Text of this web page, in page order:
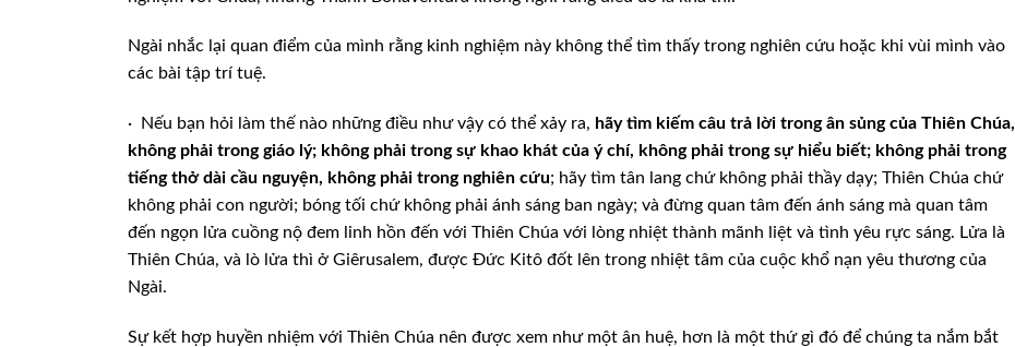
Ngài nhắc lại quan điểm của mình rằng kinh nghiệm này không thể tìm thấy trong nghiên cứu hoặc khi vùi mình vào
các bài tập trí tuệ.
· Nếu bạn hỏi làm thế nào những điều như vậy có thể xảy ra, hãy tìm kiếm câu trả lời trong ân sủng của Thiên Chúa,
không phải trong giáo lý; không phải trong sự khao khát của ý chí, không phải trong sự hiểu biết; không phải trong
tiếng thở dài cầu nguyện, không phải trong nghiên cứu; hãy tìm tân lang chứ không phải thầy dạy; Thiên Chúa chứ
không phải con người; bóng tối chứ không phải ánh sáng ban ngày; và đừng quan tâm đến ánh sáng mà quan tâm
đến ngọn lửa cuồng nộ đem linh hồn đến với Thiên Chúa với lòng nhiệt thành mãnh liệt và tình yêu rực sáng. Lửa là
Thiên Chúa, và lò lửa thì ở Giêrusalem, được Đức Kitô đốt lên trong nhiệt tâm của cuộc khổ nạn yêu thương của
Ngài.
Sự kết hợp huyền nhiệm với Thiên Chúa nên được xem như một ân huệ, hơn là một thứ gì đó để chúng ta nắm bắt